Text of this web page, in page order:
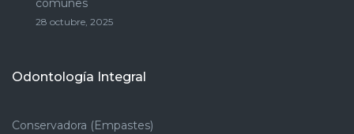
comunes
28 octubre, 2025
Odontología Integral
Conservadora (Empastes)